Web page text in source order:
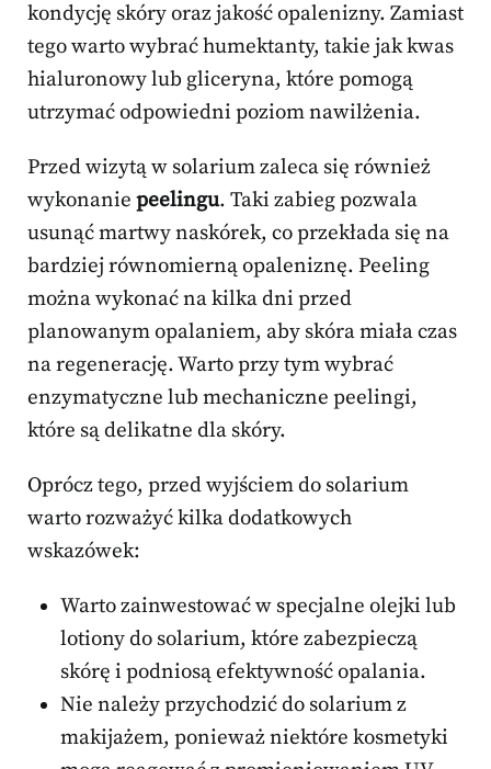
kondycję skóry oraz jakość opalenizny. Zamiast
tego warto wybrać humektanty, takie jak kwas
hialuronowy lub gliceryna, które pomogą
utrzymać odpowiedni poziom nawilżenia.
Przed wizytą w solarium zaleca się również
wykonanie peelingu. Taki zabieg pozwala
usunąć martwy naskórek, co przekłada się na
bardziej równomierną opaleniznę. Peeling
można wykonać na kilka dni przed
planowanym opalaniem, aby skóra miała czas
na regenerację. Warto przy tym wybrać
enzymatyczne lub mechaniczne peelingi,
które są delikatne dla skóry.
Oprócz tego, przed wyjściem do solarium
warto rozważyć kilka dodatkowych
wskazówek:
Warto zainwestować w specjalne olejki lub
lotiony do solarium, które zabezpieczą
skórę i podniosą efektywność opalania.
Nie należy przychodzić do solarium z
makijażem, ponieważ niektóre kosmetyki